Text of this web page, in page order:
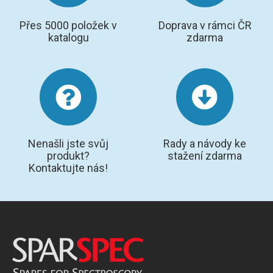
Přes 5000 položek v
katalogu
Doprava v rámci ČR
zdarma
Nenašli jste svůj
produkt?
Kontaktujte nás!
Rady a návody ke
stažení zdarma